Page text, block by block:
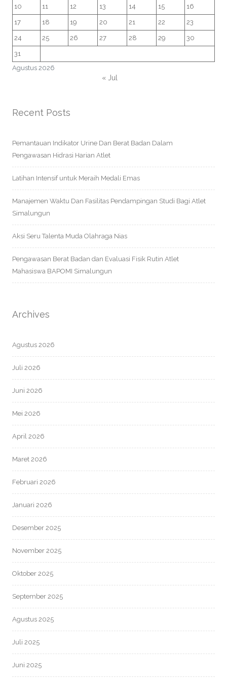
Agustus 2026
10 11 12 13 14 15 16
17 18 19 20 21 22 23
24 25 26 27 28 29 30
31
« Jul
Recent Posts
Pemantauan Indikator Urine Dan Berat Badan Dalam
Pengawasan Hidrasi Harian Atlet
Latihan Intensif untuk Meraih Medali Emas
Manajemen Waktu Dan Fasilitas Pendampingan Studi Bagi Atlet
Simalungun
Aksi Seru Talenta Muda Olahraga Nias
Pengawasan Berat Badan dan Evaluasi Fisik Rutin Atlet
Mahasiswa BAPOMI Simalungun
Archives
Agustus 2026
Juli 2026
Juni 2026
Mei 2026
April 2026
Maret 2026
Februari 2026
Januari 2026
Desember 2025
November 2025
Oktober 2025
September 2025
Agustus 2025
Juli 2025
Juni 2025